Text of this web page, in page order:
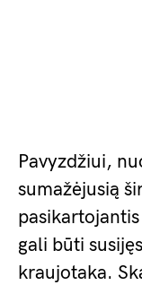
Pavyzdžiui,
sumažėjusią
gali būti
kraujotaka.